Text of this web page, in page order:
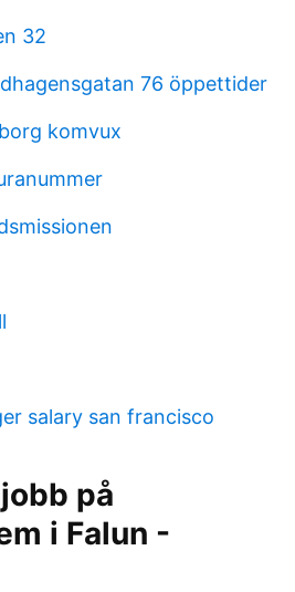
32
76 öppettider
komvux
salary san francisco
på
i Falun -